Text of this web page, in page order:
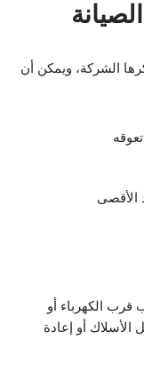
الشركة، ويمكن أن
الأقصى
الكهرباء أو
أو إعادة